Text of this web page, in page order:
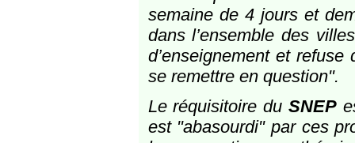
semaine de 4 jours et
dans l’ensemble des
d’enseignement et refuse
se remettre en question".
Le réquisitoire du SNEP
est "abasourdi" par ces